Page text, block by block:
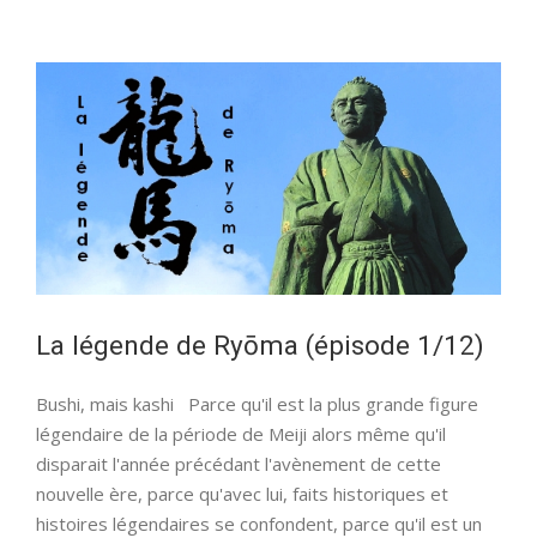
(épisode
La légende de Ryōma (épisode 1/12)
Bushi, mais kashi Parce qu'il est la plus grande figure
légendaire de la période de Meiji alors même qu'il
disparait l'année précédant l'avènement de cette
nouvelle ère, parce qu'avec lui, faits historiques et
histoires légendaires se confondent, parce qu'il est un